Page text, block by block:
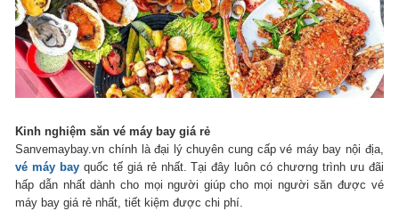
Kinh nghiệm săn vé máy bay giá rẻ
Sanvemaybay.vn chính là đại lý chuyên cung cấp vé máy bay nội địa,
vé máy bay quốc tế giá rẻ nhất. Tại đây luôn có chương trình ưu đãi
hấp dẫn nhất dành cho mọi người giúp cho mọi người săn được vé
máy bay giá rẻ nhất, tiết kiệm được chi phí.